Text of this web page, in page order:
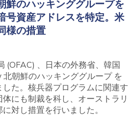
鮮のハッキンググループを
号資産アドレスを特定。米
様の措置
(OFAC) 、日本の外務省、韓国
朝鮮のハッキンググループ を
た。核兵器プログラムに関連す
にも制裁を科し、オーストラリ
対し措置を行いました。